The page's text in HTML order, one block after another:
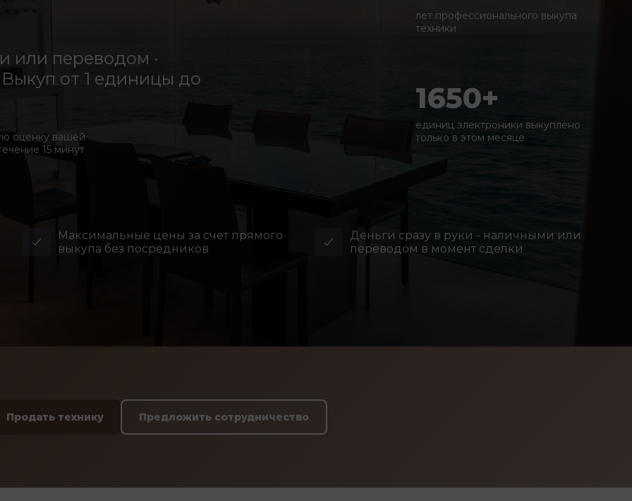
или переводом ·
от 1 единицы до
оценку вашей
15 минут
лет профессионального выкупа
техники
1650+
единиц электроники выкуплено
только в этом месяце
Максимальные цены за счет прямого
выкупа без посредников
Деньги сразу в руки - наличными или
переводом в момент сделки
Продать технику Предложить сотрудничество